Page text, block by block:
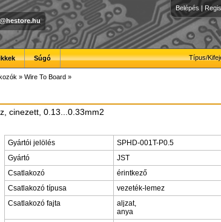
Belépés |
Típus/
Súgó
» Wire To Board »
cinezett, 0.13...0.33mm2
Gyártói jelölés
SPHD-001T-P0.5
Gyártó
JST
Csatlakozó
érintkező
Csatlakozó típusa
vezeték-lemez
Csatlakozó fajta
aljzat,
anya